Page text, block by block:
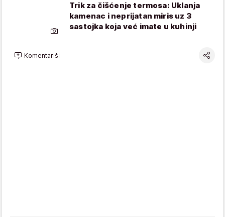
Trik za čišćenje termosa: Uklanja
kamenac i neprijatan miris uz 3
sastojka koja već imate u kuhinji
Komentariši